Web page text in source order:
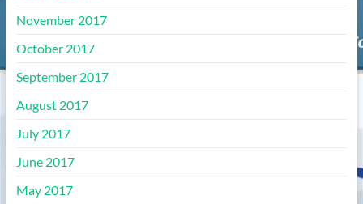
November 2017
October 2017
September 2017
August 2017
July 2017
June 2017
May 2017